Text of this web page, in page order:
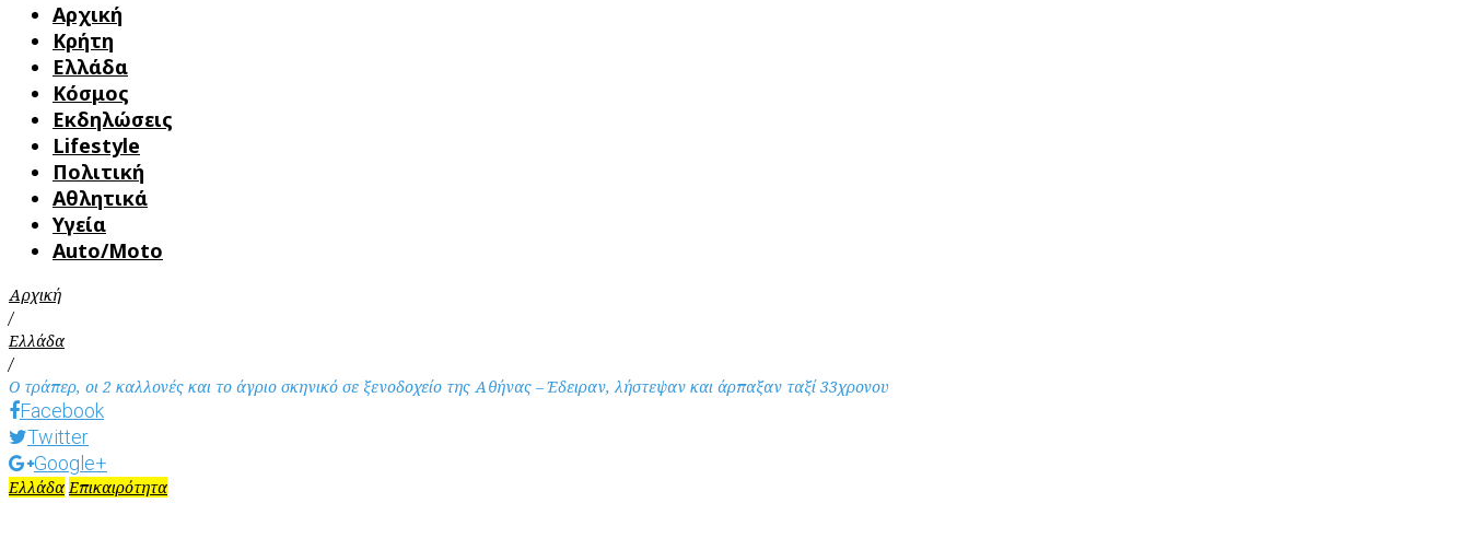
Αρχική
Κρήτη
Ελλάδα
Κόσμος
Εκδηλώσεις
Lifestyle
Πολιτική
Αθλητικά
Υγεία
Auto/Moto
Αρχική
/
Ελλάδα
/
Ο τράπερ, οι 2 καλλονές και το άγριο σκηνικό σε ξενοδοχείο της Αθήνας – Έδειραν, λήστεψαν και άρπαξαν ταξί 33χρονου
Facebook
Twitter
Google+
Ελλάδα Επικαιρότητα